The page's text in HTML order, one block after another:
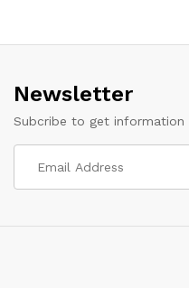
Newsletter
Subcribe to get